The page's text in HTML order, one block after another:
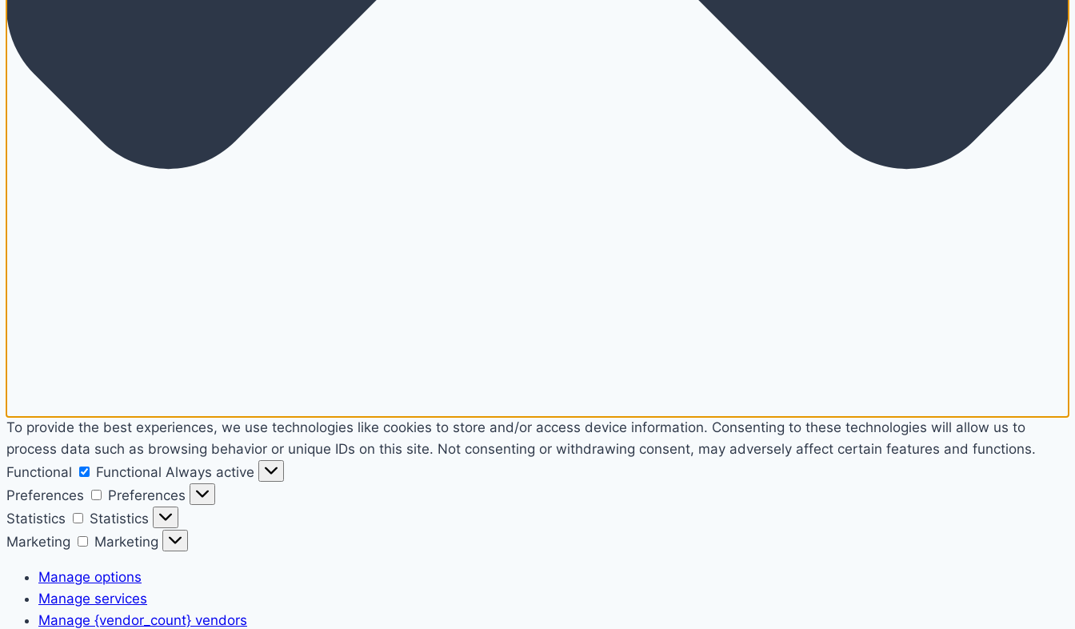
To provide the best experiences, we use technologies like cookies to store and/or access device information. Consenting to these technologies will allow us to
process data such as browsing behavior or unique IDs on this site. Not consenting or withdrawing consent, may adversely affect certain features and functions.
Functional
Functional Always active
Preferences
Preferences
Statistics
Statistics
Marketing
Marketing
Manage options
Manage services
Manage {vendor_count} vendors